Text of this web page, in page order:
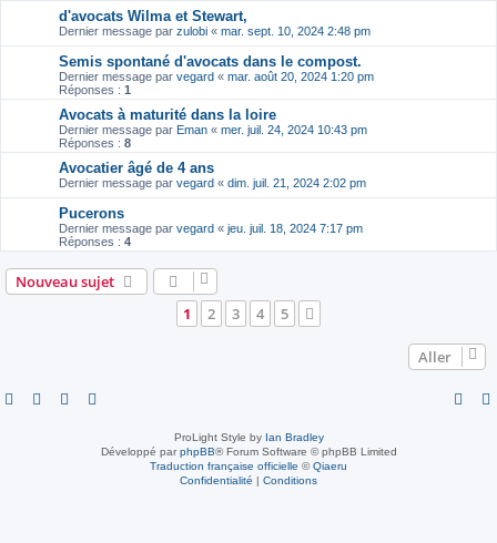
d'avocats Wilma et Stewart,
Dernier message par zulobi « mar. sept. 10, 2024 2:48 pm
Semis spontané d'avocats dans le compost.
Dernier message par vegard « mar. août 20, 2024 1:20 pm
Réponses : 1
Avocats à maturité dans la loire
Dernier message par Eman « mer. juil. 24, 2024 10:43 pm
Réponses : 8
Avocatier âgé de 4 ans
Dernier message par vegard « dim. juil. 21, 2024 2:02 pm
Pucerons
Dernier message par vegard « jeu. juil. 18, 2024 7:17 pm
Réponses : 4
Nouveau sujet
1
2 3 4 5
Aller
ProLight Style by Ian Bradley
Développé parphpBB® Forum Software © phpBB Limited
Traduction française officielle ©Qiaeru
Confidentialité
Conditions